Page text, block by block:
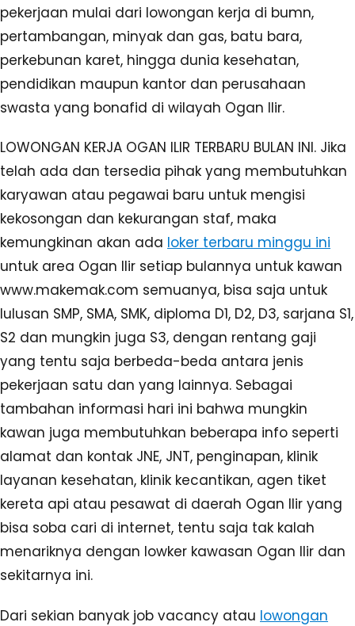
pekerjaan mulai dari lowongan kerja di bumn,
pertambangan, minyak dan gas, batu bara,
perkebunan karet, hingga dunia kesehatan,
pendidikan maupun kantor dan perusahaan
swasta yang bonafid di wilayah Ogan Ilir.
LOWONGAN KERJA OGAN ILIR TERBARU BULAN INI. Jika
telah ada dan tersedia pihak yang membutuhkan
karyawan atau pegawai baru untuk mengisi
kekosongan dan kekurangan staf, maka
kemungkinan akan ada loker terbaru minggu ini
untuk area Ogan Ilir setiap bulannya untuk kawan
www.makemak.com semuanya, bisa saja untuk
lulusan SMP, SMA, SMK, diploma D1, D2, D3, sarjana S1,
S2 dan mungkin juga S3, dengan rentang gaji
yang tentu saja berbeda-beda antara jenis
pekerjaan satu dan yang lainnya. Sebagai
tambahan informasi hari ini bahwa mungkin
kawan juga membutuhkan beberapa info seperti
alamat dan kontak JNE, JNT, penginapan, klinik
layanan kesehatan, klinik kecantikan, agen tiket
kereta api atau pesawat di daerah Ogan Ilir yang
bisa soba cari di internet, tentu saja tak kalah
menariknya dengan lowker kawasan Ogan Ilir dan
sekitarnya ini.
Dari sekian banyak job vacancy atau lowongan